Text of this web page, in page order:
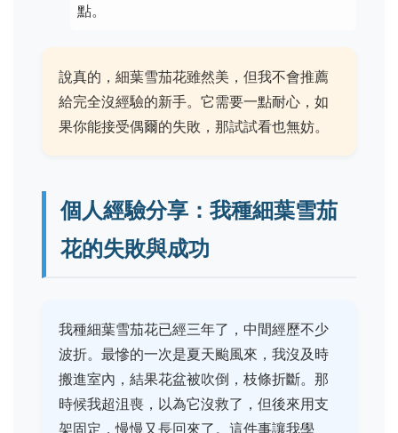
點。
說真的，細葉雪茄花雖然美，但我不會推薦
給完全沒經驗的新手。它需要一點耐心，如
果你能接受偶爾的失敗，那試試看也無妨。
個人經驗分享：我種細葉雪茄
花的失敗與成功
我種細葉雪茄花已經三年了，中間經歷不少
波折。最慘的一次是夏天颱風來，我沒及時
搬進室內，結果花盆被吹倒，枝條折斷。那
時候我超沮喪，以為它沒救了，但後來用支
架固定，慢慢又長回來了。這件事讓我學